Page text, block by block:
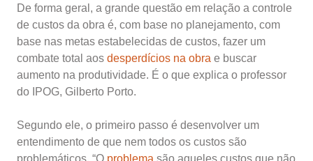
De forma geral, a grande questão em relação a controle
de custos da obra é, com base no planejamento, com
base nas metas estabelecidas de custos, fazer um
combate total aos desperdícios na obra e buscar
aumento na produtividade. É o que explica o professor
do IPOG, Gilberto Porto.
Segundo ele, o primeiro passo é desenvolver um
entendimento de que nem todos os custos são
problemáticos. “O problema são aqueles custos que não